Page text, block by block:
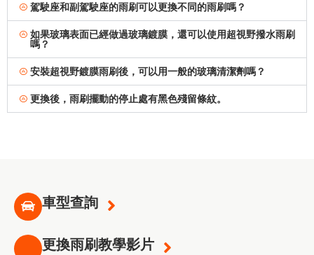
駕駛座和副駕駛座的雨刷可以更換不同的雨刷嗎？
如果玻璃表面已經做過玻璃鍍膜，還可以使用超視野撥水雨刷
嗎？
安裝超視野鍍膜雨刷後，可以用一般的玻璃清潔劑嗎？
更換後，雨刷擺動的停止處有黑色殘留條紋。
車型查詢
更換雨刷教學影片